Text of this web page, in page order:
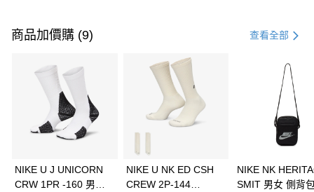
信用卡一次付款
3 期 0 利率 每期 21家銀行
合作金庫商業銀行
第一商業銀行
華南商業銀行
彰化商業銀行
上海商業儲蓄銀行
Apple Pay
全盈+PAY
商品加價購 (9) 查看全部
NIKE U J UNICORN
CRW 1PR -160 男女
NIKE U NK ED CSH
CREW 2P-144
NIKE NK
SMIT 男女 側背